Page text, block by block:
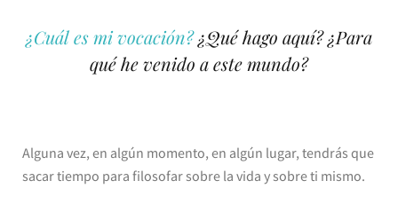
¿Cuál es mi vocación?¿Qué hago aquí? ¿Para
qué he venido a este mundo?
Alguna vez, en algún momento, en algún lugar, tendrás que
sacar tiempo para filosofar sobre la vida y sobre ti mismo.